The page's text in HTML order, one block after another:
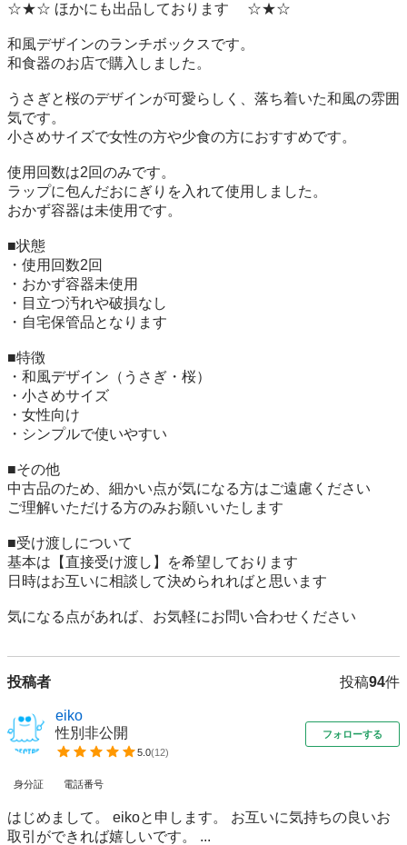
☆★☆ ほかにも出品しております　 ☆★☆
和風デザインのランチボックスです。
和食器のお店で購入しました。
うさぎと桜のデザインが可愛らしく、落ち着いた和風の雰囲
気です。
小さめサイズで女性の方や少食の方におすすめです。
使用回数は2回のみです。
ラップに包んだおにぎりを入れて使用しました。
おかず容器は未使用です。
■状態
・使用回数2回
・おかず容器未使用
・目立つ汚れや破損なし
・自宅保管品となります
■特徴
・和風デザイン（うさぎ・桜）
・小さめサイズ
・女性向け
・シンプルで使いやすい
■その他
中古品のため、細かい点が気になる方はご遠慮ください
ご理解いただける方のみお願いいたします
■受け渡しについて
基本は【直接受け渡し】を希望しております
日時はお互いに相談して決められればと思います
投稿者 投稿94件
eiko
性別非公開
5.0(12)
フォローする
身分証 電話番号
はじめまして。 eikoと申します。 お互いに気持ちの良いお
取引ができれば嬉しいです。 ...